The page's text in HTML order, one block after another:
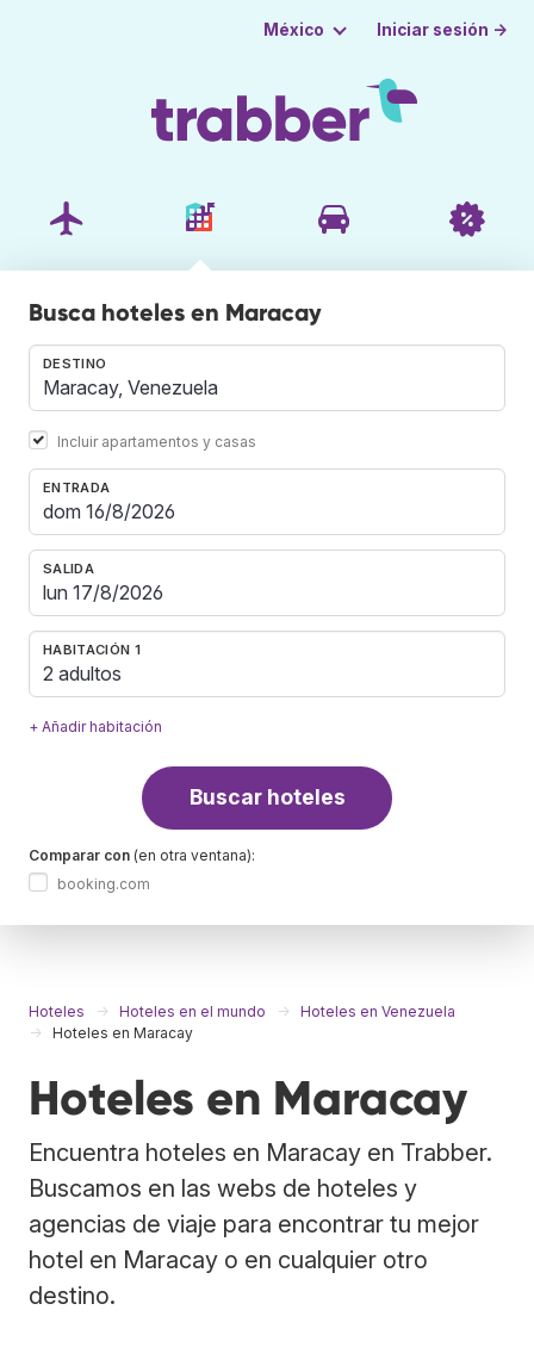
México Iniciar sesión →
Busca hoteles en Maracay
DESTINO
Incluir apartamentos y casas
ENTRADA
SALIDA
HABITACIÓN 1
2 adultos
+ Añadir habitación
Buscar hoteles
Comparar con (en otra ventana):
booking.com
Hoteles Hoteles en el mundo
Hoteles en Venezuela
Hoteles en Maracay
Hoteles en Maracay
Encuentra hoteles en Maracay en Trabber.
Buscamos en las webs de hoteles y
agencias de viaje para encontrar tu mejor
hotel en Maracay o en cualquier otro
destino.